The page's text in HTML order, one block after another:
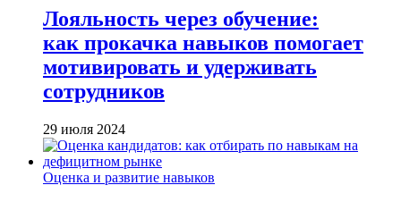
Лояльность через обучение:
как прокачка навыков помогает
мотивировать и удерживать
сотрудников
29 июля 2024
Оценка и развитие навыков